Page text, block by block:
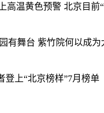
高温黄色预警 北京目前
有舞台 紫竹院何以成
登上“北京榜样”7月榜单